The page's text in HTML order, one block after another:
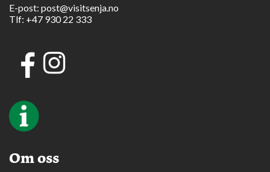
E-post: post@visitsenja.no
Tlf: +47 930 22 333
Om oss